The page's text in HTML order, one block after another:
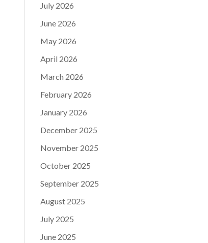
July 2026
June 2026
May 2026
April 2026
March 2026
February 2026
January 2026
December 2025
November 2025
October 2025
September 2025
August 2025
July 2025
June 2025